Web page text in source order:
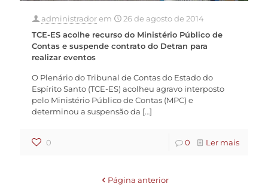
administradorem
26 de agosto de 2014
TCE-ES acolhe recurso do Ministério Público de
Contas e suspende contrato do Detran para
realizar eventos
O Plenário do Tribunal de Contas do Estado do
Espírito Santo (TCE-ES) acolheu agravo interposto
pelo Ministério Público de Contas (MPC) e
determinou a suspensão da […]
0 0 Ler mais
Página anterior